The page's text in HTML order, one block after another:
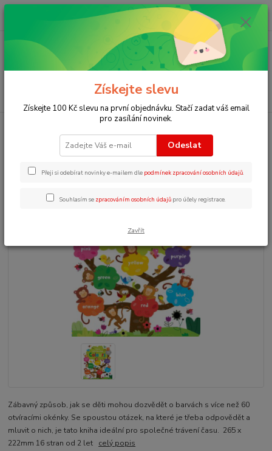
Menu
ks
0 Kč
Angličtina pro začátečníky
Lift the flap Colours
Zábavný způsob, jak se děti mohou dozvědět o barvách s více než 60
otvíracími okénky. Se spoustou otázek, na které je třeba odpovědět a
mluvit o nich, je tato kniha ideální pro společné trávení času. 265 x
222mm 16 stran od 2 let celý popis
Získejte slevu
Získejte 100 Kč slevu na první objednávku. Stačí zadat váš email
pro zasílání novinek.
Odeslat
Přeji si odebírat novinky e-mailem dle podmínek zpracování osobních údajů.
Souhlasím se zpracováním osobních údajů pro účely registrace.
Zavřít